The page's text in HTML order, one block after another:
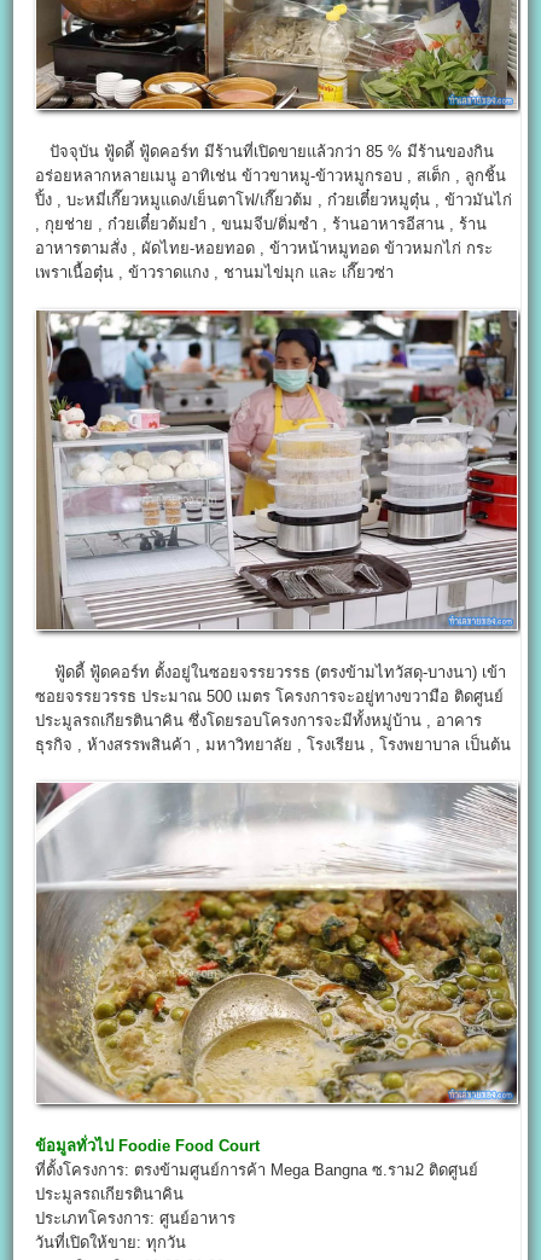
ปัจจุบัน ฟู้ดดี้ ฟู้ดคอร์ท มีร้านที่เปิดขายแล้วกว่า 85 % มีร้านของกิน
อร่อยหลากหลายเมนู อาทิเช่น ข้าวขาหมู-ข้าวหมูกรอบ , สเต็ก , ลูกชิ้น
ปิ้ง , บะหมี่เกี๊ยวหมูแดง/เย็นตาโฟ/เกี๊ยวต้ม , ก๋วยเตี๋ยวหมูตุ๋น , ข้าวมันไก่
, กุยช่าย , ก๋วยเตี๋ยวต้มยำ , ขนมจีบ/ติ่มซำ , ร้านอาหารอีสาน , ร้าน
อาหารตามสั่ง , ผัดไทย-หอยทอด , ข้าวหน้าหมูทอด ข้าวหมกไก่ กระ
เพราเนื้อตุ๋น , ข้าวราดแกง , ชานมไข่มุก และ เกี๊ยวซ่า
ฟู้ดดี้ ฟู้ดคอร์ท ตั้งอยู่ในซอยจรรยวรรธ (ตรงข้ามไทวัสดุ-บางนา) เข้า
ซอยจรรยวรรธ ประมาณ 500 เมตร โครงการจะอยู่ทางขวามือ ติดศูนย์
ประมูลรถเกียรตินาคิน ซึ่งโดยรอบโครงการจะมีทั้งหมู่บ้าน , อาคาร
ธุรกิจ , ห้างสรรพสินค้า , มหาวิทยาลัย , โรงเรียน , โรงพยาบาล เป็นต้น
ข้อมูลทั่วไป Foodie Food Court
ที่ตั้งโครงการ: ตรงข้ามศูนย์การค้า Mega Bangna ซ.ราม2 ติดศูนย์
ประมูลรถเกียรตินาคิน
ประเภทโครงการ: ศูนย์อาหาร
วันที่เปิดให้ขาย: ทุกวัน